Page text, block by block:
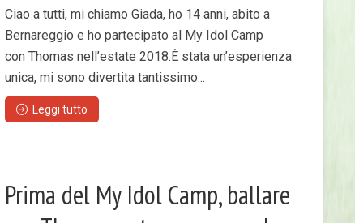
Ciao a tutti, mi chiamo Giada, ho 14 anni, abito a
Bernareggio e ho partecipato al My Idol Camp
con Thomas nell’estate 2018.È stata un’esperienza
unica, mi sono divertita tantissimo...
Leggi tutto
Prima del My Idol Camp, ballare